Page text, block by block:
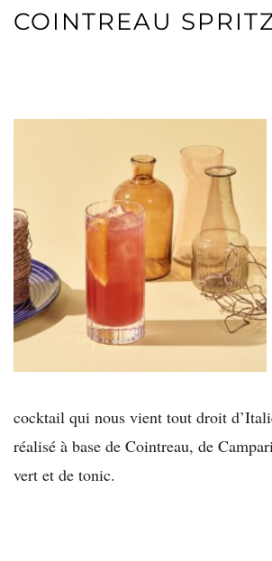
COINTREAU
cocktail qui nous vient tout droit
réalisé à base de Cointreau, de
vert et de tonic.